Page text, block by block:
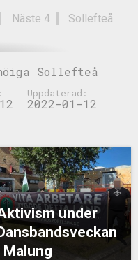
Näste 4 Sollefteå
Sollefteå
Uppdaterad:
2022-01-12
under
Malung